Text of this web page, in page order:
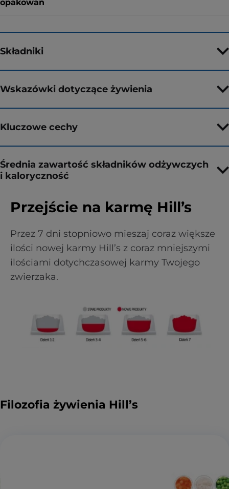
opakowań
Składniki
Wskazówki dotyczące żywienia
Kluczowe cechy
Średnia zawartość składników odżywczych
i kaloryczność
Przejście na karmę Hill’s
Przez 7 dni stopniowo mieszaj coraz większe
ilości nowej karmy Hill’s z coraz mniejszymi
ilościami dotychczasowej karmy Twojego
zwierzaka.
Filozofia żywienia Hill’s